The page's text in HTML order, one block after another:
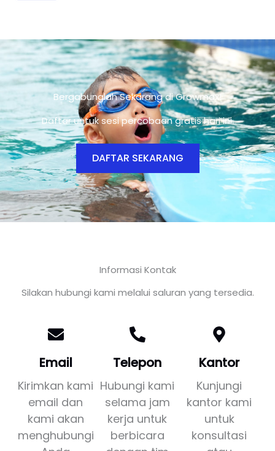
Bergabunglah Sekarang di Growmax!
Daftar untuk sesi percobaan gratis hari ini.
DAFTAR SEKARANG
Informasi Kontak
Silakan hubungi kami melalui saluran yang tersedia.
Email
Kirimkan kami
email dan
kami akan
menghubungi
Telepon
Hubungi kami
selama jam
kerja untuk
berbicara
Kantor
Kunjungi
kantor kami
untuk
konsultasi